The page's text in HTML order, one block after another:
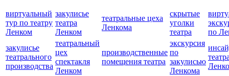
виртуальный
тур по театру
Ленком
закулисье
театра
Ленком
театральные цеха
Ленкома
скрытые
уголки
театра
по
закулисье
театрального
производства
театральный
цех
спектакля
Ленком
производственные
помещения театра
экскурсия
по
закулисью
Ленкома